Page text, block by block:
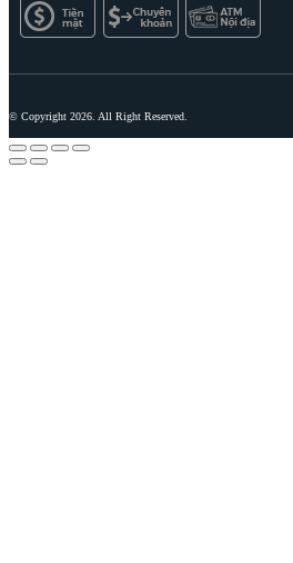
© Copyright 2026. All Right Reserved.